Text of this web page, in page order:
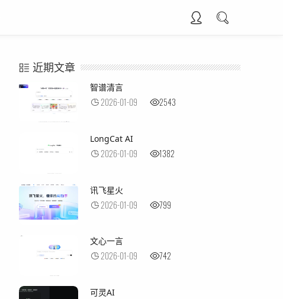
近期文章
智谱清言
2026-01-09 2543
LongCat AI
2026-01-09 1382
讯飞星火
2026-01-09 799
文心一言
2026-01-09 742
可灵AI